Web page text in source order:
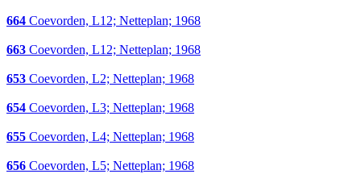
664 Coevorden, L12; Netteplan; 1968
663 Coevorden, L12; Netteplan; 1968
653 Coevorden, L2; Netteplan; 1968
654 Coevorden, L3; Netteplan; 1968
655 Coevorden, L4; Netteplan; 1968
656 Coevorden, L5; Netteplan; 1968